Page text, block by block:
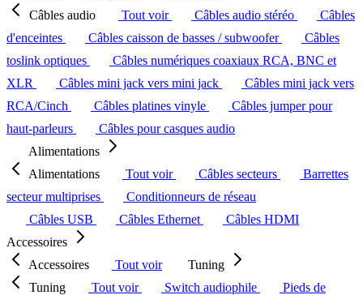
Câbles audio
Tout voir Câbles audio stéréo
Câbles
d'enceintes
Câbles caisson de basses / subwoofer
Câbles
toslink optiques
Câbles numériques coaxiaux RCA, BNC et
XLR
Câbles mini jack vers mini jack
Câbles mini jack vers
RCA/Cinch
Câbles platines vinyle
Câbles jumper pour
haut-parleurs
Câbles pour casques audio
Alimentations
Alimentations
Tout voir Câbles secteurs
Barrettes
secteur multiprises
Conditionneurs de réseau
Câbles USB
Câbles Ethernet
Câbles HDMI
Accessoires
Accessoires
Tout voir
Tuning
Tuning
Tout voir Switch audiophile
Pieds de